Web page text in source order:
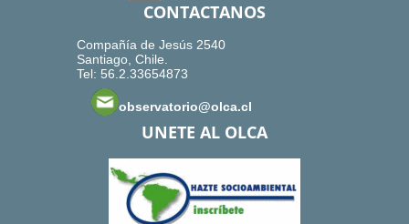
CONTACTANOS
Compañía de Jesús 2540
Santiago, Chile.
Tel: 56.2.33654873
observatorio@olca.cl
UNETE AL OLCA